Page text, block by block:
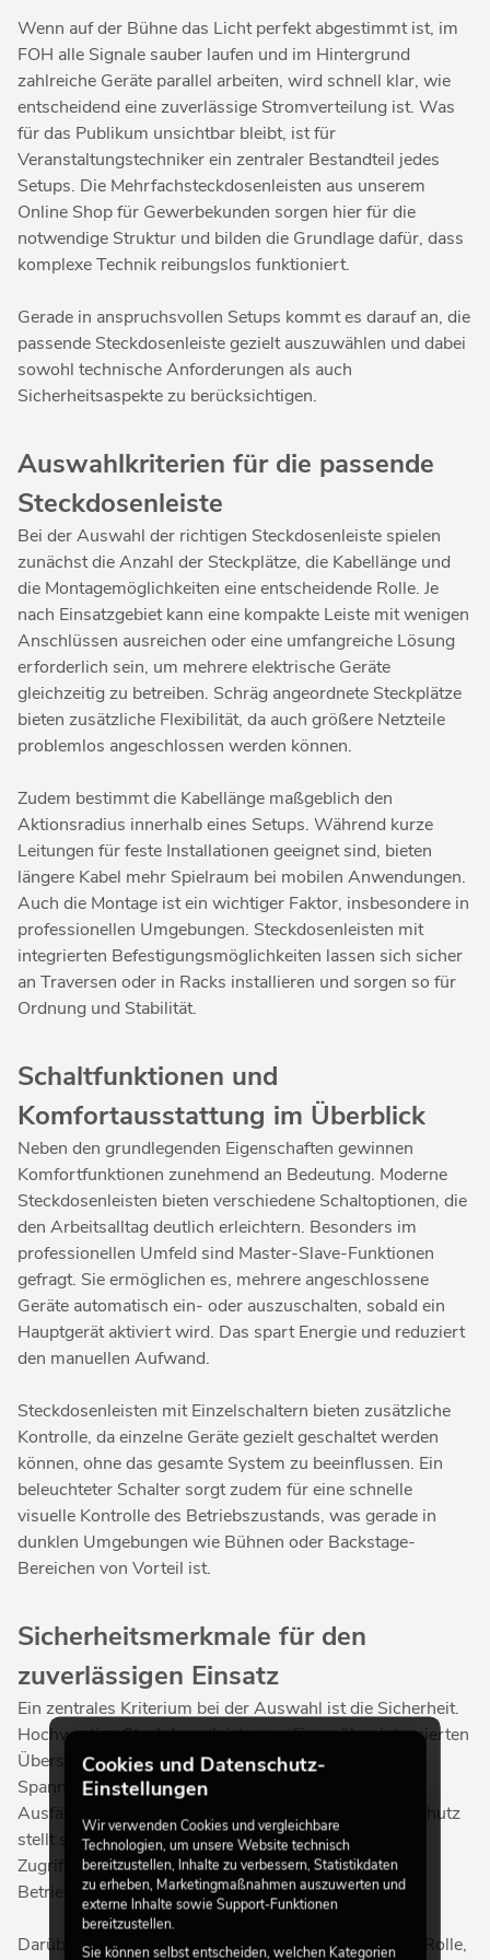
Wenn auf der Bühne das Licht perfekt abgestimmt ist, im
FOH alle Signale sauber laufen und im Hintergrund
zahlreiche Geräte parallel arbeiten, wird schnell klar, wie
entscheidend eine zuverlässige Stromverteilung ist. Was
für das Publikum unsichtbar bleibt, ist für
Veranstaltungstechniker ein zentraler Bestandteil jedes
Setups. Die Mehrfachsteckdosenleisten aus unserem
Online Shop für Gewerbekunden sorgen hier für die
notwendige Struktur und bilden die Grundlage dafür, dass
komplexe Technik reibungslos funktioniert.
Gerade in anspruchsvollen Setups kommt es darauf an, die
passende Steckdosenleiste gezielt auszuwählen und dabei
sowohl technische Anforderungen als auch
Sicherheitsaspekte zu berücksichtigen.
Auswahlkriterien für die passende
Steckdosenleiste
Bei der Auswahl der richtigen Steckdosenleiste spielen
zunächst die Anzahl der Steckplätze, die Kabellänge und
die Montagemöglichkeiten eine entscheidende Rolle. Je
nach Einsatzgebiet kann eine kompakte Leiste mit wenigen
Anschlüssen ausreichen oder eine umfangreiche Lösung
erforderlich sein, um mehrere elektrische Geräte
gleichzeitig zu betreiben. Schräg angeordnete Steckplätze
bieten zusätzliche Flexibilität, da auch größere Netzteile
problemlos angeschlossen werden können.
Zudem bestimmt die Kabellänge maßgeblich den
Aktionsradius innerhalb eines Setups. Während kurze
Leitungen für feste Installationen geeignet sind, bieten
längere Kabel mehr Spielraum bei mobilen Anwendungen.
Auch die Montage ist ein wichtiger Faktor, insbesondere in
professionellen Umgebungen. Steckdosenleisten mit
integrierten Befestigungsmöglichkeiten lassen sich sicher
an Traversen oder in Racks installieren und sorgen so für
Ordnung und Stabilität.
Schaltfunktionen und
Komfortausstattung im Überblick
Neben den grundlegenden Eigenschaften gewinnen
Komfortfunktionen zunehmend an Bedeutung. Moderne
Steckdosenleisten bieten verschiedene Schaltoptionen, die
den Arbeitsalltag deutlich erleichtern. Besonders im
professionellen Umfeld sind Master-Slave-Funktionen
gefragt. Sie ermöglichen es, mehrere angeschlossene
Geräte automatisch ein- oder auszuschalten, sobald ein
Hauptgerät aktiviert wird. Das spart Energie und reduziert
den manuellen Aufwand.
Steckdosenleisten mit Einzelschaltern bieten zusätzliche
Kontrolle, da einzelne Geräte gezielt geschaltet werden
können, ohne das gesamte System zu beeinflussen. Ein
beleuchteter Schalter sorgt zudem für eine schnelle
visuelle Kontrolle des Betriebszustands, was gerade in
dunklen Umgebungen wie Bühnen oder Backstage-
Bereichen von Vorteil ist.
Sicherheitsmerkmale für den
zuverlässigen Einsatz
Ein zentrales Kriterium bei der Auswahl ist die Sicherheit.
Hochwertige Steckdosenleisten verfügen über integrierten
Überspannungsschutz, der empfindliche Geräte vor
Spannungsspitzen schützt und so das Risiko von
Ausfällen oder Schäden reduziert. Der Berührungsschutz
stellt sicher, dass die Kontakte vor unbeabsichtigtem
Zugriff geschützt sind und erhöht damit die
Betriebssicherheit im täglichen Einsatz.
Darüber hinaus spielt die IP-Schutzart eine wichtige Rolle,
Cookies und Datenschutz-
Einstellungen
Wir verwenden Cookies und vergleichbare
Technologien, um unsere Website technisch
bereitzustellen, Inhalte zu verbessern, Statistikdaten
zu erheben, Marketingmaßnahmen auszuwerten und
externe Inhalte sowie Support-Funktionen
bereitzustellen.
Sie können selbst entscheiden, welchen Kategorien